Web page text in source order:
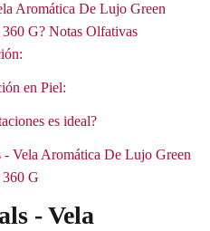
Aromática De Lujo Green
G? Notas Olfativas
en Piel:
es ideal?
- Vela Aromática De Lujo Green
360 G
- Vela